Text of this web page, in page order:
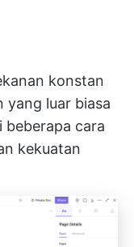
konstan
yang luar biasa
beberapa cara
kekuatan